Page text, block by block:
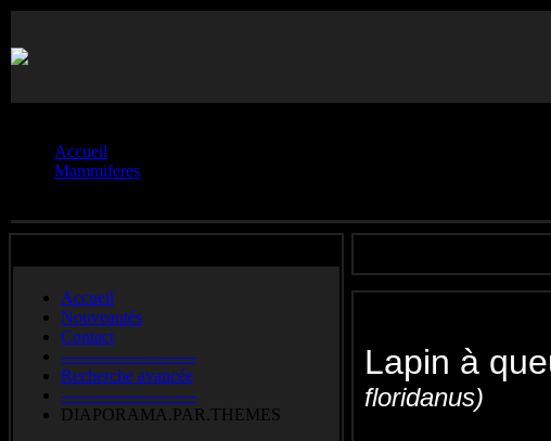
Accueil
Mammiferes
Accueil
Nouveautés
Contact
-------------------------
Recherche avancée
-------------------------
DIAPORAMA.PAR.THEMES
Lapin à
floridanus)